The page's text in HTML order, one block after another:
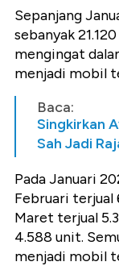
Sepanjang
sebanyak
mengingat
menjadi mobil
Baca:
Singkirkan
Sah Jadi
Pada Januari
Februari terjual
Maret terjual
4.588 unit.
menjadi mobil